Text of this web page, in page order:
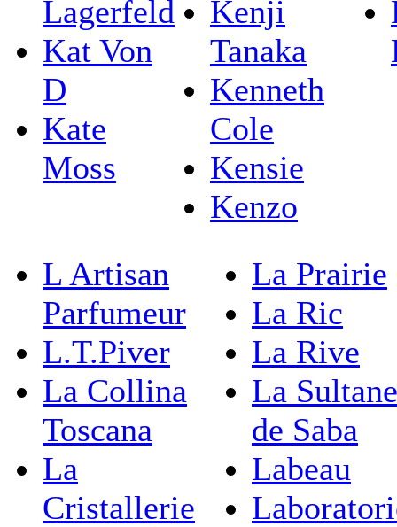
Lagerfeld
Kat Von
D
Kate
Moss
Kenji
Tanaka
Kenneth
Cole
Kensie
Kenzo
L Artisan
Parfumeur
L.T.Piver
La Collina
Toscana
La
Cristallerie
La Prairie
La Ric
La Rive
La Sultane
de Saba
Labeau